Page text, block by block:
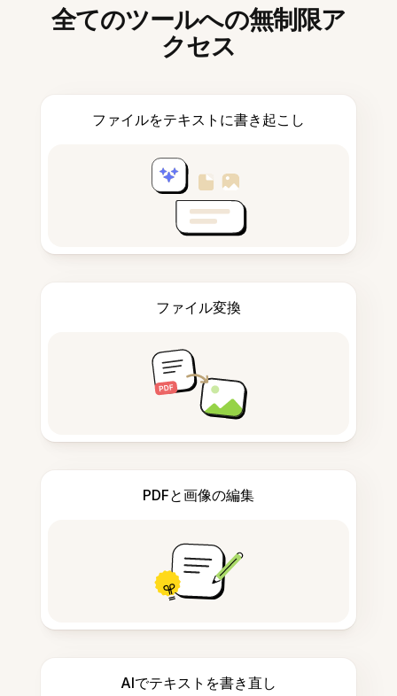
全てのツールへの無制限ア
クセス
ファイルをテキストに書き起こし
ファイル変換
PDFと画像の編集
AIでテキストを書き直し